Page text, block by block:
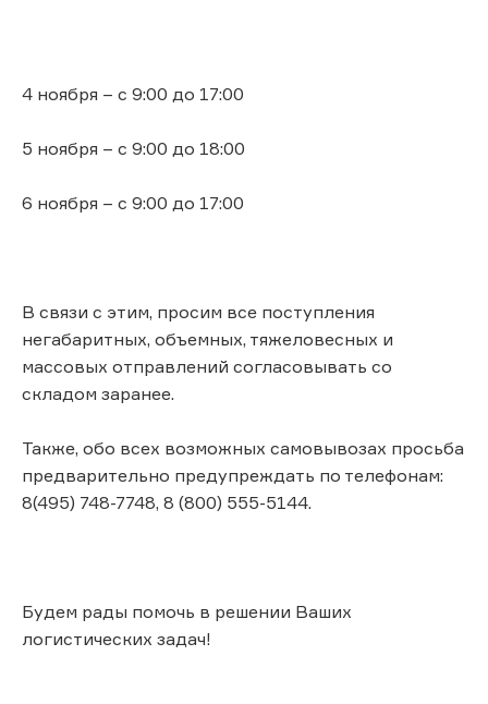
4 ноября – с 9:00 до 17:00
5 ноября – с 9:00 до 18:00
6 ноября – с 9:00 до 17:00
В связи с этим, просим все поступления
негабаритных, объемных, тяжеловесных и
массовых отправлений согласовывать со
складом заранее.
Также, обо всех возможных самовывозах просьба
предварительно предупреждать по телефонам:
8(495) 748-7748, 8 (800) 555-5144.
Будем рады помочь в решении Ваших
логистических задач!